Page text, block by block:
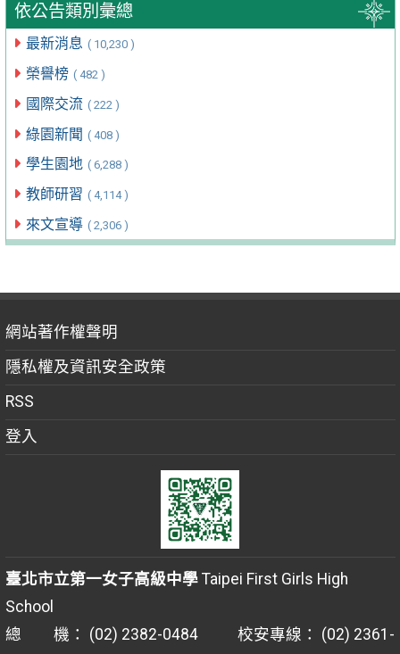
依公告類別彙總
最新消息 ( 10,230 )
榮譽榜 ( 482 )
國際交流 ( 222 )
綠園新聞 ( 408 )
學生園地 ( 6,288 )
教師研習 ( 4,114 )
來文宣導 ( 2,306 )
網站著作權聲明
隱私權及資訊安全政策
RSS
登入
臺北市立第一女子高級中學Taipei First Girls High
School
總 機： (02) 2382-0484 校安專線： (02) 2361-